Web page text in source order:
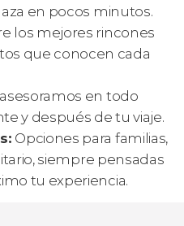
en pocos minutos.
los mejores rincones
que conocen cada
en todo
y después de tu viaje.
Opciones para familias,
siempre pensadas
tu experiencia.